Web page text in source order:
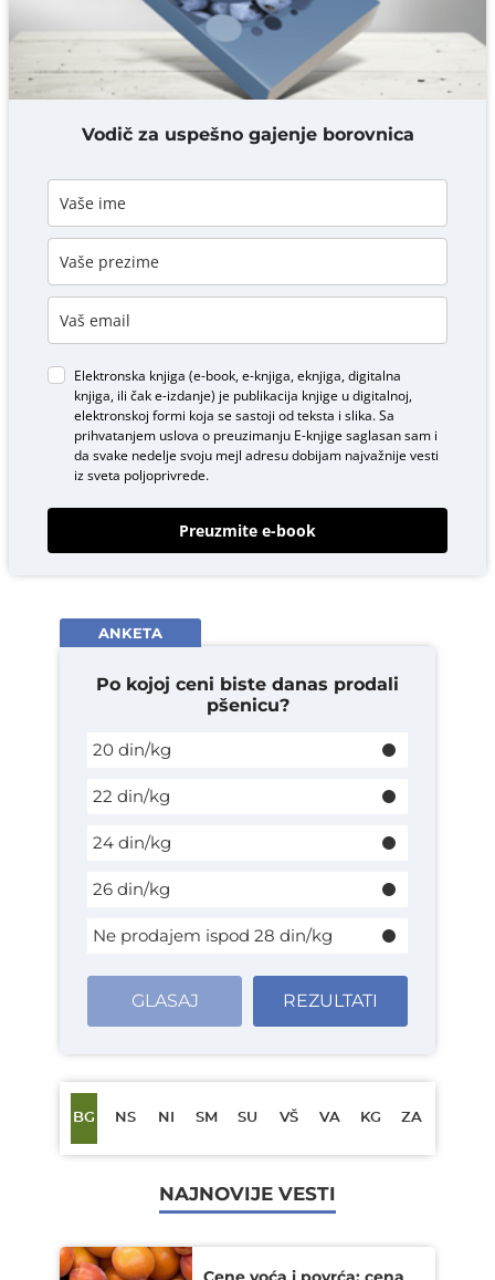
DODAJ KOMENTAR
Vodič za uspešno gajenje borovnica
Elektronska knjiga (e-book, e-knjiga, eknjiga, digitalna
knjiga, ili čak e-izdanje) je publikacija knjige u digitalnoj,
elektronskoj formi koja se sastoji od teksta i slika. Sa
prihvatanjem uslova o preuzimanju E-knjigesaglasan sam i
da svake nedelje svoju mejl adresu dobijam najvažnije vesti
iz sveta poljoprivrede.
Preuzmite e-book
ANKETA
Po kojoj ceni biste danas prodali
pšenicu?
20 din/kg
22 din/kg
24 din/kg
26 din/kg
Ne prodajem ispod 28 din/kg
GLASAJ REZULTATI
BG NS NI SM SU VŠ VA KG ZA
NAJNOVIJE VESTI